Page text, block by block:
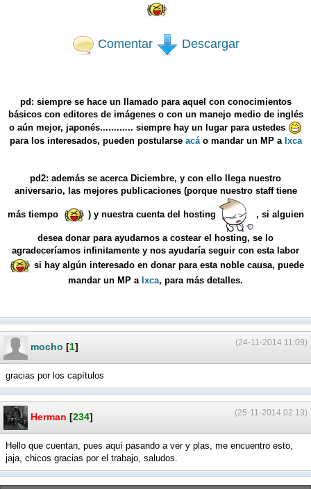
Comentar Descargar
pd: siempre se hace un llamado para aquel con conocimientos
básicos con editores de imágenes o con un manejo medio de inglés
o aún mejor, japonés............ siempre hay un lugar para ustedes
para los interesados, pueden postularse acá o mandar un MP a Ixca
pd2: además se acerca Diciembre, y con ello llega nuestro
aniversario, las mejores publicaciones (porque nuestro staff tiene
más tiempo ) y nuestra cuenta del hosting , si alguien
desea donar para ayudarnos a costear el hosting, se lo
agradeceríamos infinitamente y nos ayudaría seguir con esta labor
si hay algún interesado en donar para esta noble causa, puede
mandar un MP a Ixca, para más detalles.
(24-11-2014 11:09)
mocho [1]
gracias por los capítulos
(25-11-2014 02:13)
Herman [234]
Hello que cuentan, pues aquí pasando a ver y plas, me encuentro esto,
jaja, chicos gracias por el trabajo, saludos.